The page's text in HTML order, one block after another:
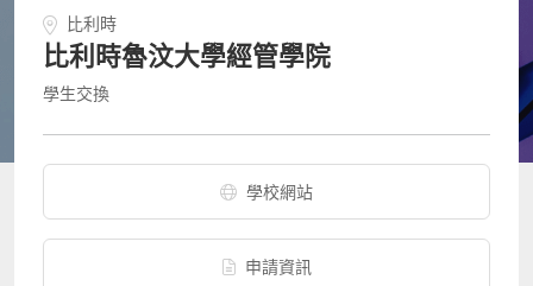
比利時
比利時魯汶大學經管學院
學生交換
學校網站
申請資訊